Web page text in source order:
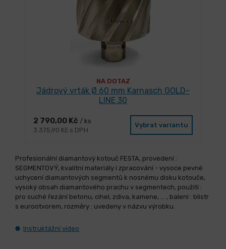
NA DOTAZ
Jádrový vrták Ø 60 mm Karnasch GOLD-
LINE 30
2 790,00 Kč / ks
3 375,90 Kč s DPH
Vybrat variantu
Profesionální diamantový kotouč FESTA, provedení :
SEGMENTOVÝ, kvalitní materiály i zpracování - vysoce pevné
uchycení diamantových segmentů k nosnému disku kotouče,
vysoký obsah diamantového prachu v segmentech, použití :
pro suché řezání betonu, cihel, zdiva, kamene, ... , balení : blistr
s eurootvorem, rozměry : uvedeny v názvu výrobku.
Instruktážní video